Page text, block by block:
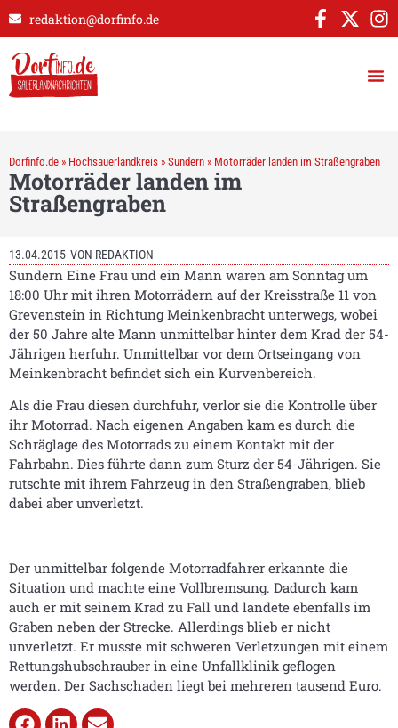
redaktion@dorfinfo.de
Dorfinfo.de » Hochsauerlandkreis » Sundern » Motorräder landen im Straßengraben
Motorräder landen im
Straßengraben
13.04.2015 VON REDAKTION
Sundern Eine Frau und ein Mann waren am Sonntag um
18:00 Uhr mit ihren Motorrädern auf der Kreisstraße 11 von
Grevenstein in Richtung Meinkenbracht unterwegs, wobei
der 50 Jahre alte Mann unmittelbar hinter dem Krad der 54-
Jährigen herfuhr. Unmittelbar vor dem Ortseingang von
Meinkenbracht befindet sich ein Kurvenbereich.
Als die Frau diesen durchfuhr, verlor sie die Kontrolle über
ihr Motorrad. Nach eigenen Angaben kam es durch die
Schräglage des Motorrads zu einem Kontakt mit der
Fahrbahn. Dies führte dann zum Sturz der 54-Jährigen. Sie
rutschte mit ihrem Fahrzeug in den Straßengraben, blieb
dabei aber unverletzt.
Der unmittelbar folgende Motorradfahrer erkannte die
Situation und machte eine Vollbremsung. Dadurch kam
auch er mit seinem Krad zu Fall und landete ebenfalls im
Graben neben der Strecke. Allerdings blieb er nicht
unverletzt. Er musste mit schweren Verletzungen mit einem
Rettungshubschrauber in eine Unfallklinik geflogen
werden. Der Sachschaden liegt bei mehreren tausend Euro.